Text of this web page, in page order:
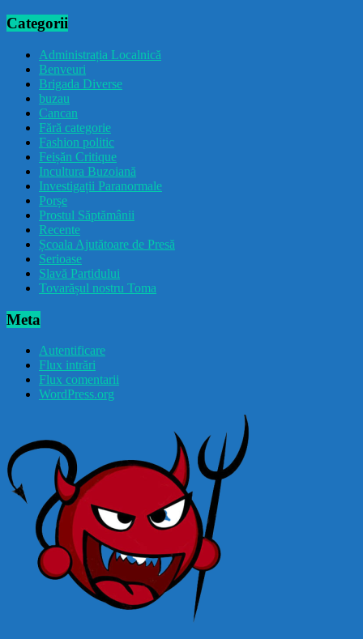
Categorii
Administrația Localnică
Benveuri
Brigada Diverse
buzau
Cancan
Fără categorie
Fashion politic
Feișăn Critique
Incultura Buzoiană
Investigații Paranormale
Porșe
Prostul Săptămânii
Recente
Școala Ajutătoare de Presă
Serioase
Slavă Partidului
Tovarășul nostru Toma
Meta
Autentificare
Flux intrări
Flux comentarii
WordPress.org